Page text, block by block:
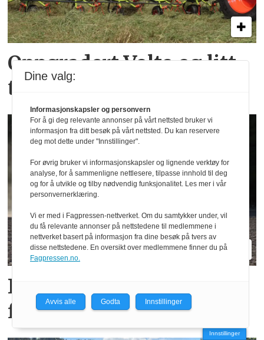
Oppgradert Volto og litt
til
Kubota M7-174 KVT: En
firer i sekserkropp
Innstillinger
Dine valg:
Informasjonskapsler og personvern
For å gi deg relevante annonser på vårt nettsted bruker vi
informasjon fra ditt besøk på vårt nettsted. Du kan reservere
deg mot dette under "Innstillinger".
For øvrig bruker vi informasjonskapsler og lignende verktøy for
analyse, for å sammenligne nettlesere, tilpasse innhold til deg
og for å utvikle og tilby nødvendig funksjonalitet. Les mer i vår
personvernerklæring.
Vi er med i Fagpressen-nettverket. Om du samtykker under, vil
du få relevante annonser på nettstedene til medlemmene i
nettverket basert på informasjon fra dine besøk på tvers av
disse nettstedene. En oversikt over medlemmene finner du på
Fagpressen.no.
Avvis alle Godta Innstillinger